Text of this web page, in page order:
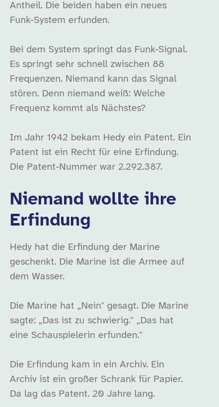
Antheil. Die beiden haben ein neues
Funk-System erfunden.
Bei dem System springt das Funk-Signal.
Es springt sehr schnell zwischen 88
Frequenzen. Niemand kann das Signal
stören. Denn niemand weiß: Welche
Frequenz kommt als Nächstes?
Im Jahr 1942 bekam Hedy ein Patent. Ein
Patent ist ein Recht für eine Erfindung.
Die Patent-Nummer war 2.292.387.
Niemand wollte ihre
Erfindung
Hedy hat die Erfindung der Marine
geschenkt. Die Marine ist die Armee auf
dem Wasser.
Die Marine hat „Nein" gesagt. Die Marine
sagte: „Das ist zu schwierig." „Das hat
eine Schauspielerin erfunden."
Die Erfindung kam in ein Archiv. Ein
Archiv ist ein großer Schrank für Papier.
Da lag das Patent. 20 Jahre lang.